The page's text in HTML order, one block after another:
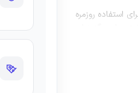
استفاده روزمره